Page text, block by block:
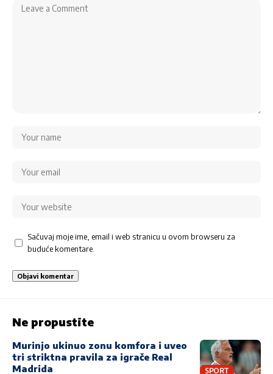
Sačuvaj moje ime, email i web stranicu u ovom browseru za
buduće komentare.
Ne propustite
SPORT
Murinjo ukinuo zonu komfora i uveo
tri striktna pravila za igrače Real
Madrida